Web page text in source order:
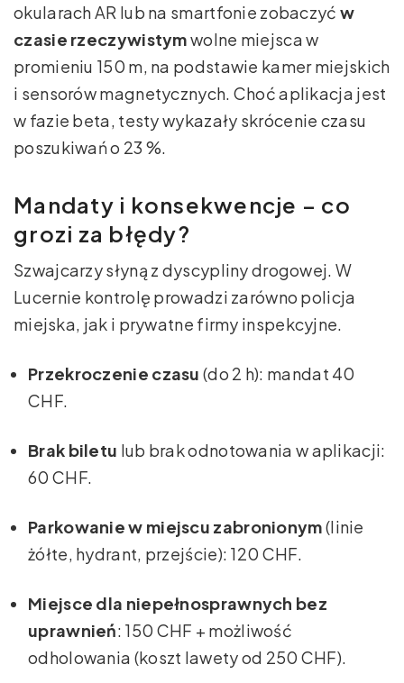
okularach AR lub na smartfonie zobaczyć w
czasie rzeczywistymwolne miejsca w
promieniu 150 m, na podstawie kamer miejskich
i sensorów magnetycznych. Choć aplikacja jest
w fazie beta, testy wykazały skrócenie czasu
poszukiwań o 23 %.
Mandaty i konsekwencje – co
grozi za błędy?
Szwajcarzy słyną z dyscypliny drogowej. W
Lucernie kontrolę prowadzi zarówno policja
miejska, jak i prywatne firmy inspekcyjne.
Przekroczenie czasu (do 2 h): mandat 40
CHF.
Brak biletu lub brak odnotowania w aplikacji:
60 CHF.
Parkowanie w miejscu zabronionym(linie
żółte, hydrant, przejście): 120 CHF.
Miejsce dla niepełnosprawnych bez
uprawnień: 150 CHF + możliwość
odholowania (koszt lawety od 250 CHF).